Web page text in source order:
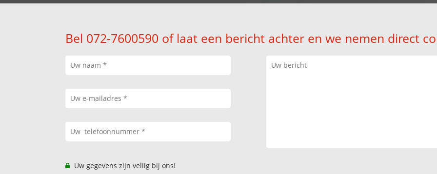
Bel 072-7600590 of laat een bericht achter en we nemen direct
Uw gegevens zijn veilig bij ons!